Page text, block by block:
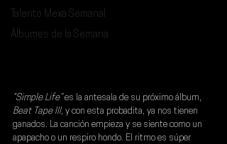
Talento Mexa Semanal
Álbumes de la Semana
“Simple Life” es la antesala de su próximo álbum,
Beat Tape III, y con esta probadita, ya nos tienen
ganados. La canción empieza y se siente como un
apapacho o un respiro hondo. El ritmo es súper